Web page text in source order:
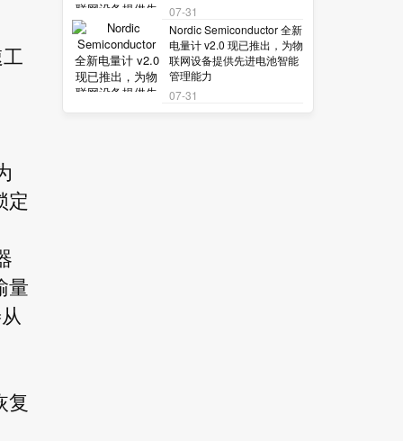
定
量
复
07-31
Nordic Semiconductor 全新
电量计 v2.0 现已推出，为物
联网设备提供先进电池智能
管理能力
07-31